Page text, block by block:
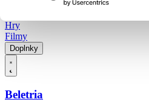
Hry
Filmy
Doplnky
Beletria